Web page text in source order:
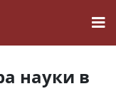
науки в